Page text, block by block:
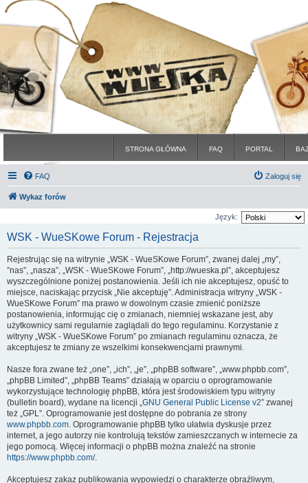
STRONA GŁÓWNA FAQ PORTAL
FAQ Zaloguj się
Wykaz forów
Język:
WSK - WueSKowe Forum - Rejestracja
Rejestrując się na witrynie „WSK - WueSKowe Forum”, zwanej dalej „my”,
”nas”, „nasza”, „WSK - WueSKowe Forum”, „http://wueska.pl”, akceptujesz
wyszczególnione poniżej postanowienia. Jeśli ich nie akceptujesz, opuść to
miejsce, naciskając przycisk „Nie akceptuję”. Administracja witryny „WSK -
WueSKowe Forum” ma prawo w dowolnym czasie zmienić poniższe
postanowienia, informując cię o zmianach, niemniej wskazane jest, aby
użytkownicy sami regularnie zaglądali do tego regulaminu. Korzystanie z
witryny „WSK - WueSKowe Forum” po zmianach regulaminu oznacza, że
akceptujesz te zmiany ze wszelkimi konsekwencjami prawnymi.
Nasze fora zwane też „one”, „ich”, „je”, „phpBB software”, „www.phpbb.com”,
„phpBB Limited”, „phpBB Teams” działają w oparciu o oprogramowanie
wykorzystujące technologię phpBB, która jest środowiskiem typu witryny
(bulletin board), wydane na licencji „GNU General Public License v2” zwanej
też „GPL”. Oprogramowanie jest dostępne do pobrania ze strony
www.phpbb.com. Oprogramowanie phpBB tylko ułatwia dyskusje przez
internet, a jego autorzy nie kontrolują tekstów zamieszczanych w internecie za
jego pomocą. Więcej informacji o phpBB można znaleźć na stronie
https://www.phpbb.com/.
Akceptujesz zakaz publikowania wypowiedzi o charakterze obraźliwym,